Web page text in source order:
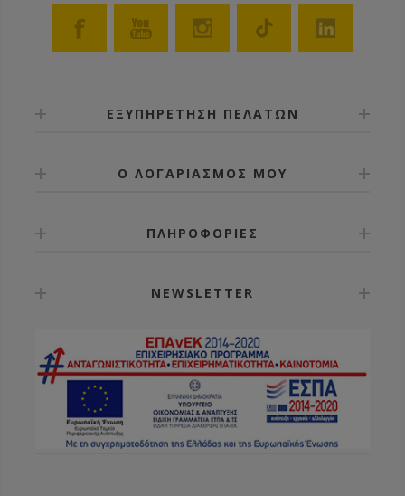
ΕΞΥΠΗΡΕΤΗΣΗ ΠΕΛΑΤΩΝ
Ο ΛΟΓΑΡΙΑΣΜΟΣ ΜΟΥ
ΠΛΗΡΟΦΟΡΙΕΣ
NEWSLETTER